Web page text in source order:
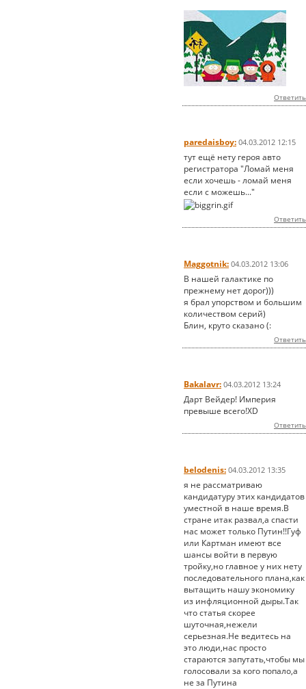
Ответить
paredaisboy: 04.03.2012 12:15
тут ещё нету героя авто
регистратора "Ломай меня
если хочешь - ломай меня
если c можешь..."
Ответить
Maggotnik: 04.03.2012 13:06
В нашей галактике по
прежнему нет дорог)))
я брал упорством и большим
количеством серий)
Блин, круто сказано (:
Ответить
Bakalavr: 04.03.2012 13:24
Дарт Вейдер! Империя
превыше всего!XD
Ответить
belodenis: 04.03.2012 13:35
я не рассматриваю
кандидатуру этих кандидатов
уместной в наше время.В
стране итак развал,а спасти
нас может только Путин!!Гуф
или Картман имеют все
шансы войти в первую
тройку,но главное у них нету
последовательного плана,как
вытащить нашу экономику
из инфляционной дыры.Так
что статья скорее
шуточная,нежели
серьезная.Не ведитесь на
это люди,нас просто
стараются запутать,чтобы мы
голосовали за кого попало,а
не за Путина